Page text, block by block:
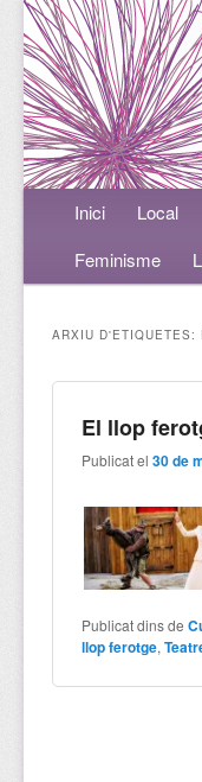
Menú principal
Aneu al
Aneu al
Inici Local
Feminisme
ARXIU D'ETIQUETES:
El llop
Publicat el30 de
Publicat dins de
llop ferotge,